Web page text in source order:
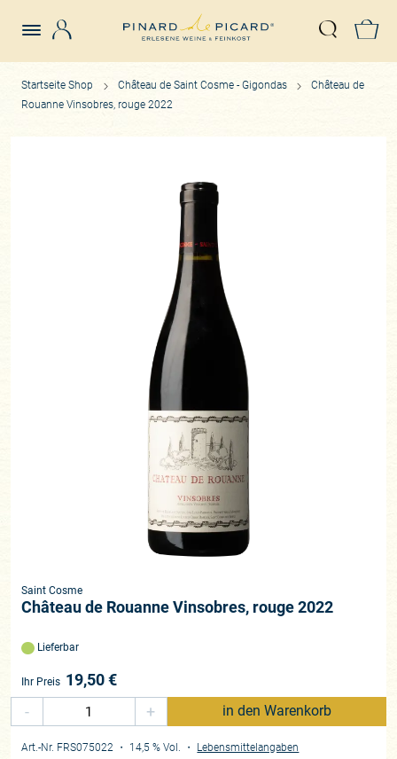
Suche
Startseite Shop Château de Saint Cosme - Gigondas
Château de
Rouanne Vinsobres, rouge 2022
Saint Cosme
Château de Rouanne Vinsobres, rouge 2022
Lieferbar
Ihr Preis 19,50€
-
+ in den Warenkorb
Art.-Nr. FRS075022 ・ 14,5 % Vol. ・ Lebensmittelangaben